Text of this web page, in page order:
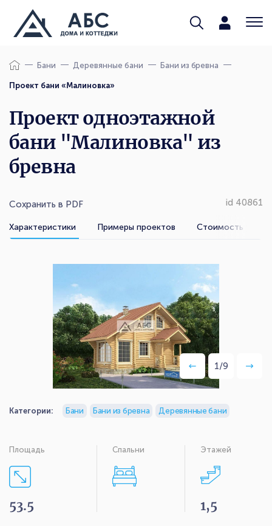
Бани Деревянные бани Бани из бревна
Проект бани «Малиновка»
Проект одноэтажной
бани "Малиновка" из
бревна
Сохранить в PDF id 40861
Характеристики Примеры проектов Стоимость услуг
Категории: Бани Бани из бревна Деревянные бани
1/9
Площадь
53.5
Спальни Этажей
1,5